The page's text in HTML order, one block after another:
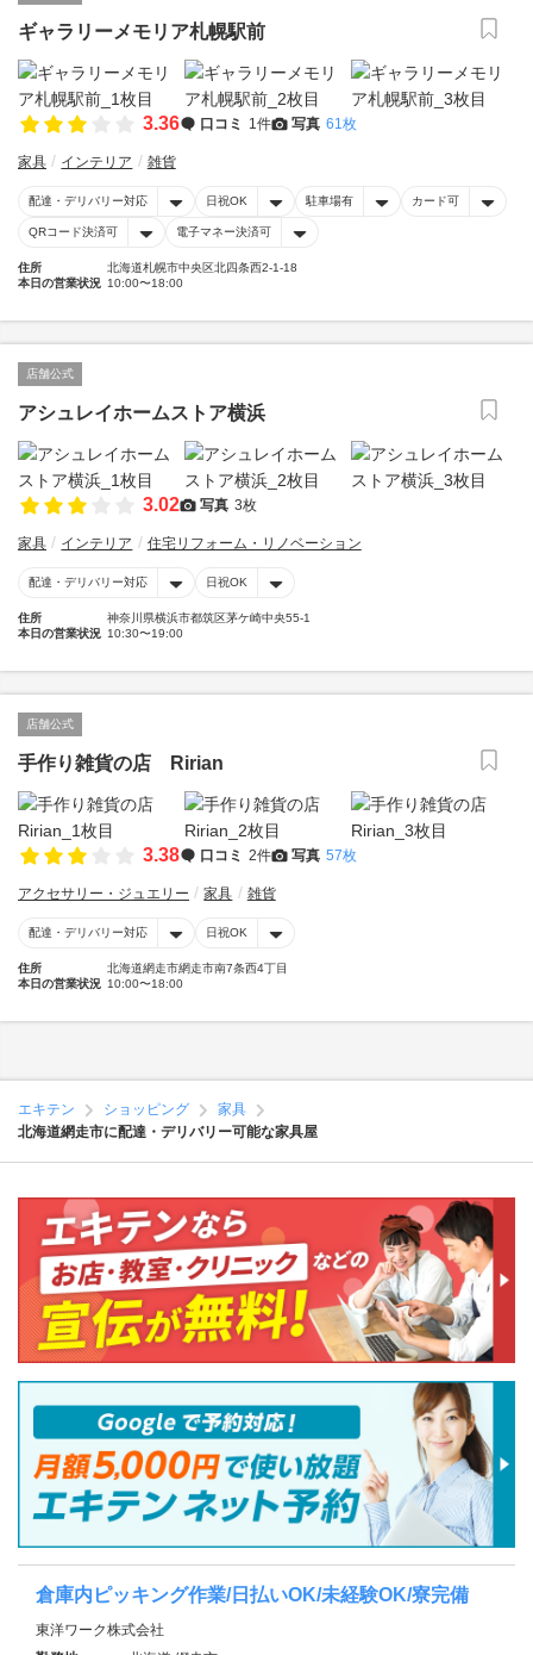
ギャラリーメモリア札幌駅前
3.36 口コミ 1件 写真 61枚
家具 インテリア 雑貨
配達・デリバリー対応 日祝OK 駐車場有 カード可
QRコード決済可 電子マネー決済可
住所
北海道札幌市中央区北四条西2-1-18
本日の営業状況 10:00〜18:00
店舗公式
アシュレイホームストア横浜
3.02 写真 3枚
家具 インテリア 住宅リフォーム・リノベーション
配達・デリバリー対応 日祝OK
住所
神奈川県横浜市都筑区茅ケ崎中央55-1
本日の営業状況 10:30〜19:00
店舗公式
手作り雑貨の店 Ririan
3.38 口コミ 2件 写真 57枚
アクセサリー・ジュエリー 家具 雑貨
配達・デリバリー対応 日祝OK
住所
北海道網走市網走市南7条西4丁目
本日の営業状況 10:00〜18:00
エキテン ショッピング
家具
北海道網走市に配達・デリバリー可能な家具屋
倉庫内ピッキング作業/日払いOK/未経験OK/寮完備
東洋ワーク株式会社